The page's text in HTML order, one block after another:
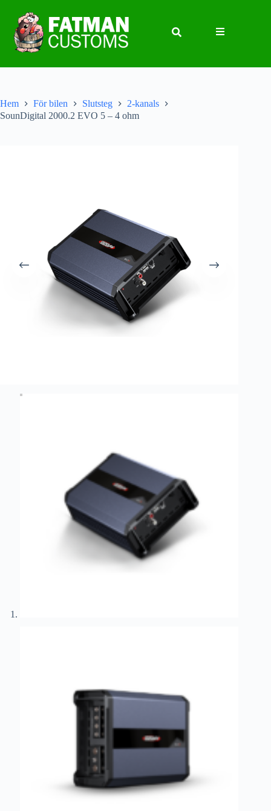
Hem För bilen Slutsteg
2-kanals
SounDigital 2000.2 EVO 5 – 4 ohm